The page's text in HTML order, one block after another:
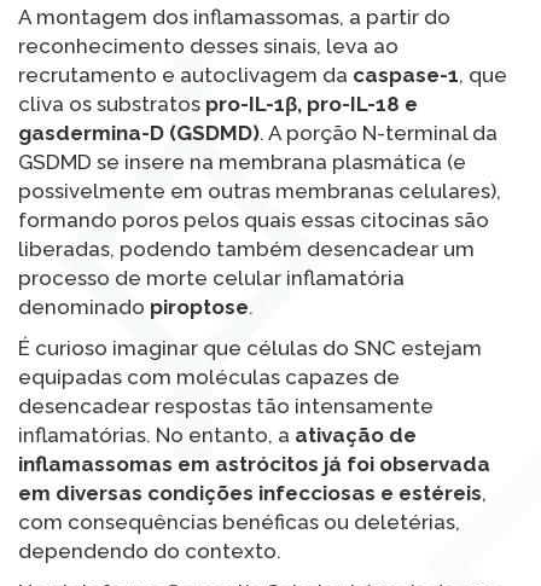
A montagem dos inflamassomas, a partir do
reconhecimento desses sinais, leva ao
recrutamento e autoclivagem da caspase-1, que
cliva os substratos pro-IL-1β, pro-IL-18 e
gasdermina-D (GSDMD). A porção N-terminal da
GSDMD se insere na membrana plasmática (e
possivelmente em outras membranas celulares),
formando poros pelos quais essas citocinas são
liberadas, podendo também desencadear um
processo de morte celular inflamatória
denominado piroptose.
É curioso imaginar que células do SNC estejam
equipadas com moléculas capazes de
desencadear respostas tão intensamente
inflamatórias. No entanto, a ativação de
inflamassomas em astrócitos já foi observada
em diversas condições infecciosas e estéreis,
com consequências benéficas ou deletérias,
dependendo do contexto.